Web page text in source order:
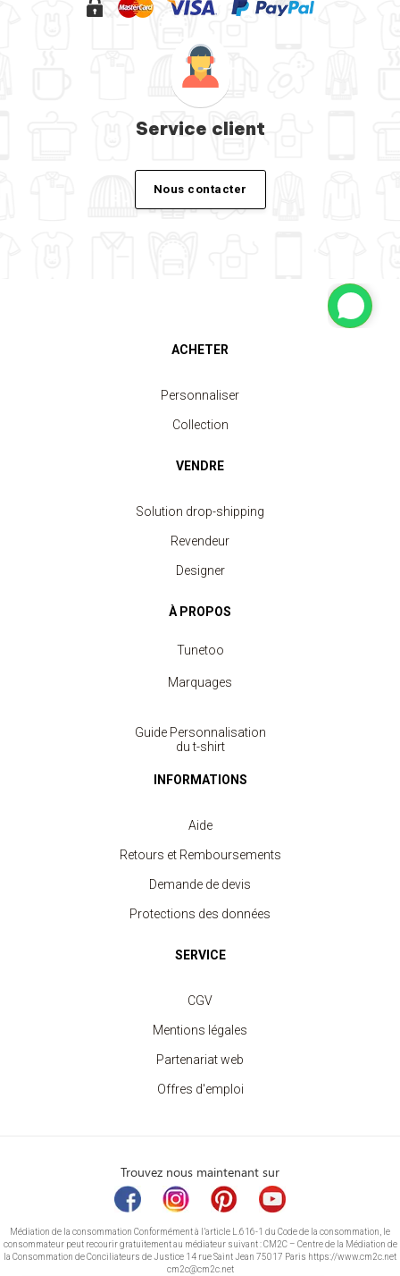
Service client
Nous contacter
ACHETER
Personnaliser
Collection
VENDRE
Solution drop-shipping
Revendeur
Designer
À PROPOS
Tunetoo
Marquages
Guide Personnalisation
du t-shirt
INFORMATIONS
Aide
Retours et Remboursements
Demande de devis
Protections des données
SERVICE
CGV
Mentions légales
Partenariat web
Offres d'emploi
Trouvez nous maintenant sur
Médiation de la consommation Conformément à l’article L.616-1 du Code de la consommation, le
consommateur peut recourir gratuitement au médiateur suivant : CM2C – Centre de la Médiation de
la Consommation de Conciliateurs de Justice 14 rue Saint Jean 75017 Paris https://www.cm2c.net
cm2c@cm2c.net